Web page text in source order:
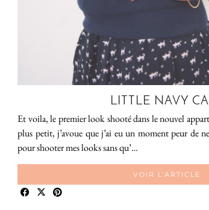
LITTLE NAVY
Et voila, le premier look shooté dans le nouvel
plus petit, j’avoue que j’ai eu un moment peur de
pour shooter mes looks sans qu’…
VOIR L’ARTICLE